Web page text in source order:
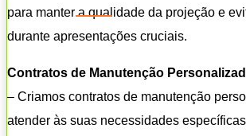
para manter a qualidade da projeção e
durante apresentações cruciais.
Contratos de Manutenção
– Criamos contratos de manutenção
atender às suas necessidades